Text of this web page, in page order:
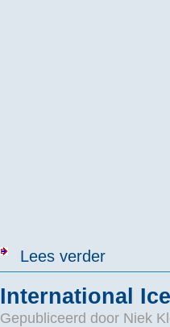
Lees verderover IJsberen
International
Gepubliceerd door Niek